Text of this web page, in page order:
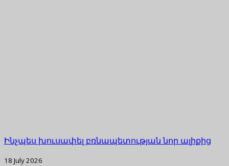
Ինչպես խուսափել բռնապետության նոր ալիքից
18 July 2026